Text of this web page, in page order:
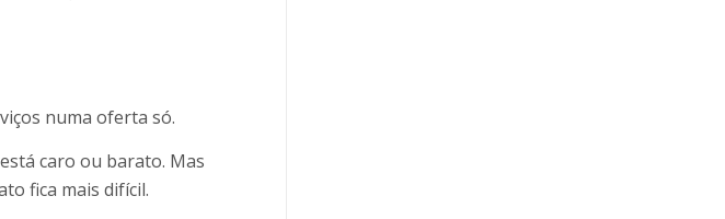
numa oferta só.
caro ou barato. Mas
fica mais difícil.